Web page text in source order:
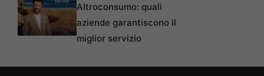
Altroconsumo: quali
aziende garantiscono il
miglior servizio